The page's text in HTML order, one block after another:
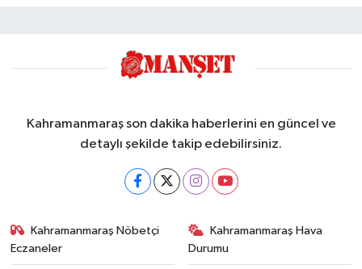
Kahramanmaraş son dakika haberlerini en güncel ve
detaylı şekilde takip edebilirsiniz.
Kahramanmaraş Nöbetçi
Eczaneler
Kahramanmaraş Hava
Durumu